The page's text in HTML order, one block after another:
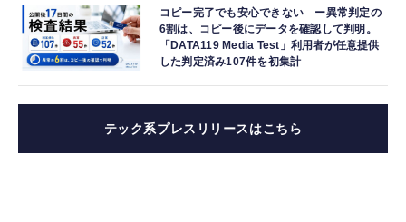
コピー完了でも安心できない ー異常判定の
6割は、コピー後にデータを確認して判明。
「DATA119 Media Test」利用者が任意提供
した判定済み107件を初集計
テック系プレスリリースはこちら